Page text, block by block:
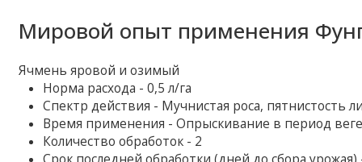
Мировой опыт применения
Ячмень яровой и озимый
Норма расхода - 0,5 л/га
Спектр действия - Мучнистая роса, пятнистость
Время применения - Опрыскивание в период
Количество обработок - 2